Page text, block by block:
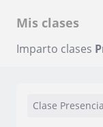
Mis clases
Imparto clases
Clase